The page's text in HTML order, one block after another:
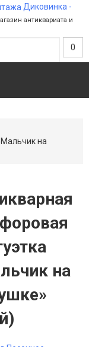
Диковинка -
антиквариата и
0
на
на